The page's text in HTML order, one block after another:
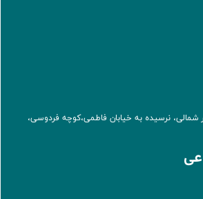
شمالی، نرسيده به خيابان فاطمی،کوچه فردوسی،